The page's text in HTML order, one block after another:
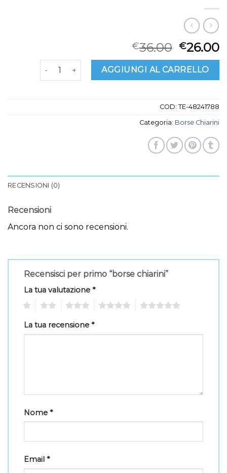
€36.00 €26.00
borse chiarini quantitàAGGIUNGI AL CARRELLO
COD: TE-48241788
Categoria: Borse Chiarini
RECENSIONI (0)
Recensioni
Ancora non ci sono recensioni.
Recensisci per primo “borse chiarini”
La tua valutazione *
La tua recensione *
Nome *
Email *